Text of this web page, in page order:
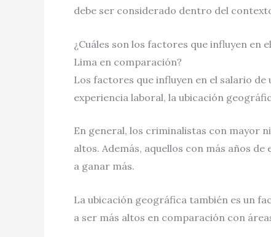
debe ser considerado dentro del
¿Cuáles son los factores que influyen en
Lima en comparación?
Los factores que influyen en el salario
experiencia laboral, la ubicación
En general, los criminalistas con mayor
altos. Además, aquellos con más años
a ganar más.
La ubicación geográfica también es un
a ser más altos en comparación con